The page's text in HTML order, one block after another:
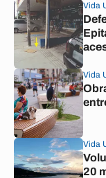
Vida
Vida
Vida
20